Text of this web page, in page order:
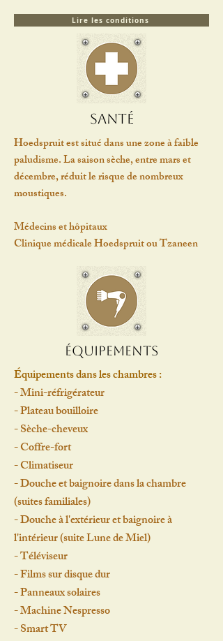
Lire les conditions
Santé
Hoedspruit est situé dans une zone à faible
paludisme. La saison sèche, entre mars et
décembre, réduit le risque de nombreux
moustiques.
Médecins et hôpitaux
Clinique médicale Hoedspruit ou Tzaneen
Équipements
Équipements dans les chambres :
- Mini-réfrigérateur
- Plateau bouilloire
- Sèche-cheveux
- Coffre-fort
- Climatiseur
- Douche et baignoire dans la chambre
(suites familiales)
- Douche à l'extérieur et baignoire à
l'intérieur (suite Lune de Miel)
- Téléviseur
- Films sur disque dur
- Panneaux solaires
- Machine Nespresso
- Smart TV